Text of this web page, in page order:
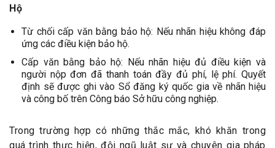
Hộ
Từ chối cấp văn bằng bảo hộ: Nếu nhãn hiệu không đáp
ứng các điều kiện bảo hộ.
Cấp văn bằng bảo hộ: Nếu nhãn hiệu đủ điều kiện và
người nộp đơn đã thanh toán đầy đủ phí, lệ phí. Quyết
định sẽ được ghi vào Sổ đăng ký quốc gia về nhãn hiệu
và công bố trên Công báo Sở hữu công nghiệp.
Trong trường hợp có những thắc mắc, khó khăn trong
quá trình thực hiện, đội ngũ luật sư và chuyên gia pháp